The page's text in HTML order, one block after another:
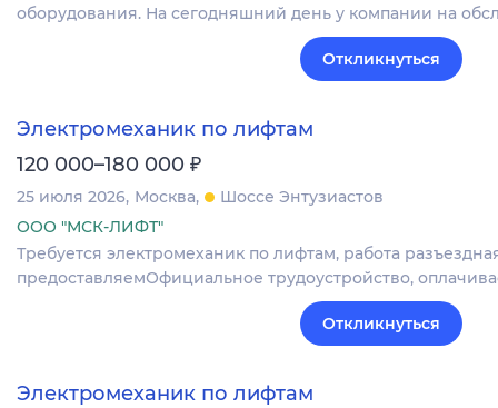
оборудования. На сегодняшний день у компании на
Откликнуться
Электромеханик по лифтам
120 000–180 000 ₽
25 июля 2026 Москва
Шоссе Энтузиастов
ООО "МСК-ЛИФТ"
Требуется электромеханик по лифтам, работа
предоставляемОфициальное трудоустройство,
Откликнуться
Электромеханик по лифтам